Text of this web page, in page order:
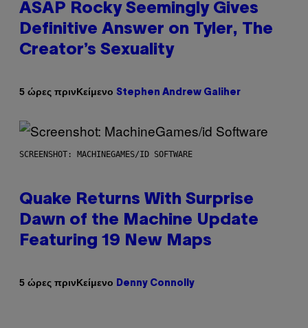
ASAP Rocky Seemingly Gives
Definitive Answer on Tyler, The
Creator’s Sexuality
5 ώρες πρινΚείμενο Stephen Andrew Galiher
SCREENSHOT: MACHINEGAMES/ID SOFTWARE
Quake Returns With Surprise
Dawn of the Machine Update
Featuring 19 New Maps
5 ώρες πρινΚείμενο Denny Connolly